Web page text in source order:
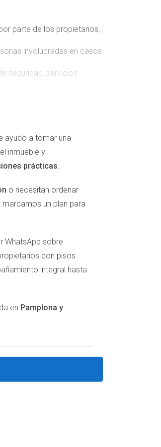
parte de los propietarios,
involucradas en casos
seguridad, servicios
En primer lugar,
invertir más en sus
en situaciones
digna, previniendo la
se disminuirán las
en lugar de la
gracias a la implantación
sino que también
en la comunidad.
ayudo a tomar una
inmueble y
prácticas.
o necesitan ordenar
un plan para
WhatsApp sobre
con pisos
integral hasta
en Pamplona y